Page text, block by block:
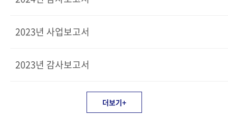
2023년 사업보고서
2023년 감사보고서
더보기+